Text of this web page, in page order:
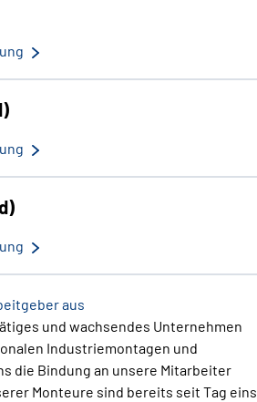
aus
und wachsendes Unternehmen
Industriemontagen und
die Bindung an unsere Mitarbeiter
Monteure sind bereits seit Tag eins